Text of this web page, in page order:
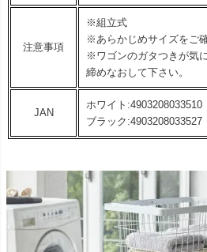
注意事項
※組立式
※あらかじめサイズをご
※ワゴンのガタつきが気
締めなおして下さい。
JAN
ホワイト:4903208033510
ブラック:4903208033527